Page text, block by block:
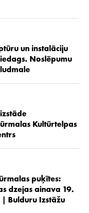
un instalāciju
Noslēpumu
Kultūrtelpas
puķītes:
dzejas ainava 19.
Bulduru Izstāžu